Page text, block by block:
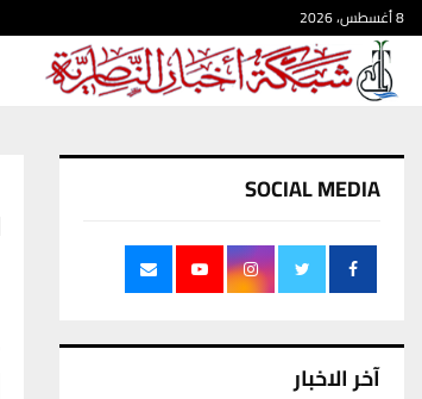
8 أغسطس، 2026
SOCIAL MEDIA
آخر الاخبار